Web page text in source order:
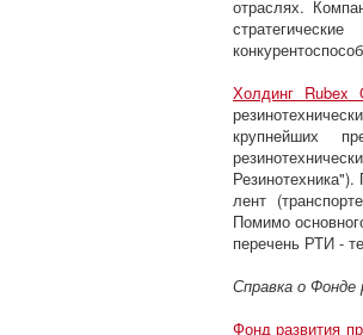
отраслях.
Холдинг Rubex
крупнейших
лент
Помимо
перечень РТИ -
Справка о
Фонд развития